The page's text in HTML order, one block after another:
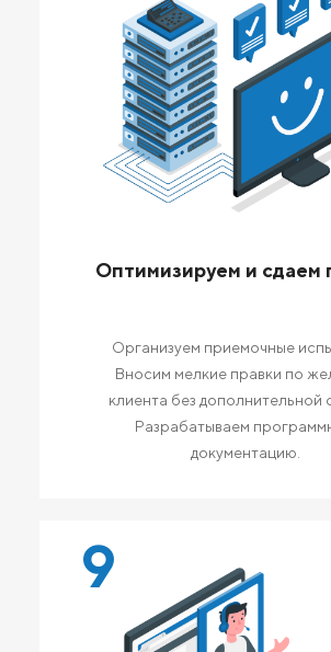
Оптимизируем и сдаем
Организуем приемочные
Вносим мелкие правки по
клиента без дополнительной
Разрабатываем
документацию.
9